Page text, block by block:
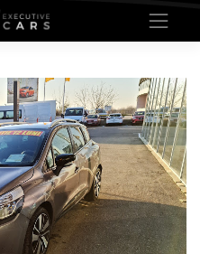
de contact
cu un asterisc sunt obligatorii
Dci Euro 6) sunt trimise automat.
interesat de una similara.